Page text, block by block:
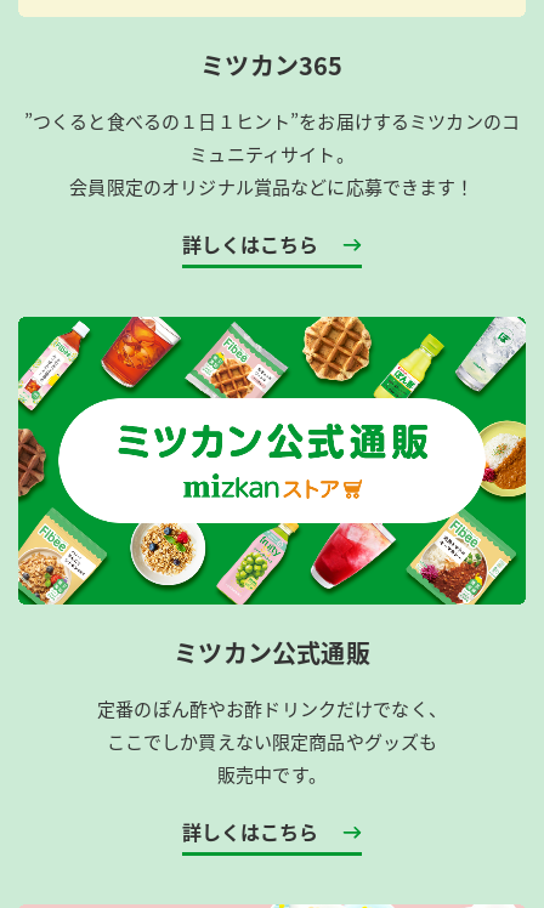
ミツカン365
”つくると食べるの１日１ヒント”をお届けするミツカンのコ
ミュニティサイト。
会員限定のオリジナル賞品などに応募できます！
詳しくはこちら
ミツカン公式通販
定番のぽん酢やお酢ドリンクだけでなく、
ここでしか買えない限定商品やグッズも
販売中です。
詳しくはこちら